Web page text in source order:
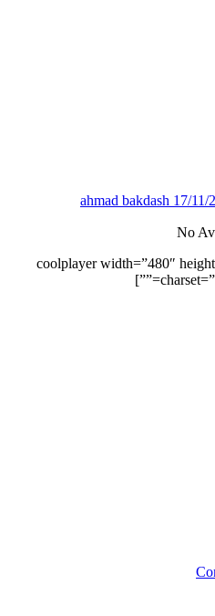
ahmad bakdash 17/11/
[coolplayer width=”480″